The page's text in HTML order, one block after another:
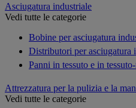
Asciugatura industriale
Vedi tutte le categorie
Bobine per asciugatura
Distributori per asciugatura
Panni in tessuto e in
Attrezzatura per la pulizia e la
Vedi tutte le categorie